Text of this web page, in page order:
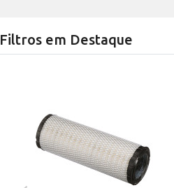
Filtros em Destaque